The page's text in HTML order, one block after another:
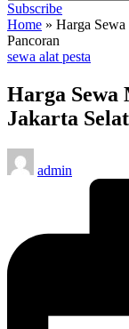
Subscribe
Home » Harga
Pancoran
Posted
sewa alat pesta
Harga
Jakarta
Posted
by
admin